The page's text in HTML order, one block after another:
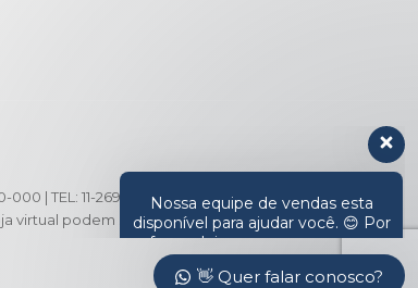
| TEL: 11-2694-3371 | 2694-3291 |
virtual podem ser diferentes da
👋 Quer falar conosco?